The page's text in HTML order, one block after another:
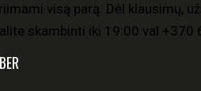
visą parą. Dėl klausimų,
skambinti iki 19:00 val +370